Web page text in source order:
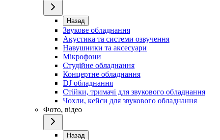
Назад
Звукове обладнання
Акустика та системи озвучення
Навушники та аксесуари
Мікрофони
Студійне обладнання
Концертне обладнання
DJ обладнання
Стійки, тримачі для звукового обладнання
Чохли, кейси для звукового обладнання
Фото, відео
Назад